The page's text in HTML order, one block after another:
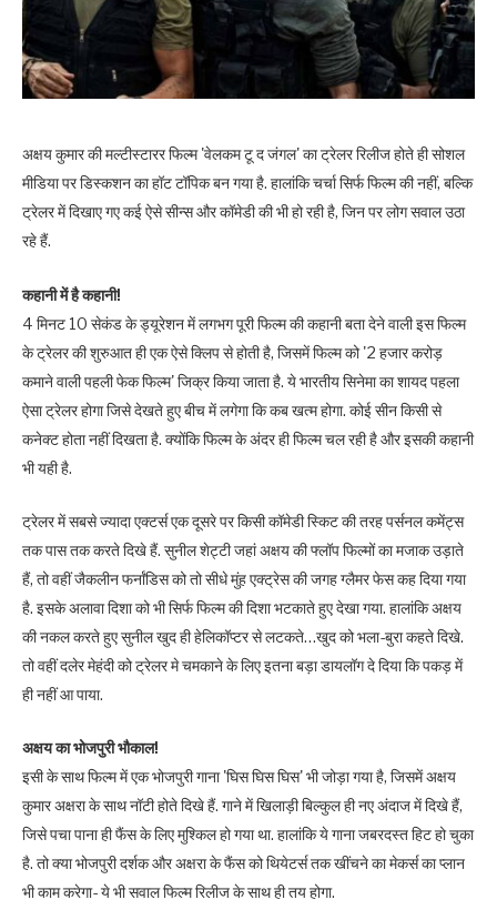
अक्षय कुमार की मल्टीस्टारर फिल्म 'वेलकम टू द जंगल' का ट्रेलर रिलीज होते ही सोशल
मीडिया पर डिस्कशन का हॉट टॉपिक बन गया है. हालांकि चर्चा सिर्फ फिल्म की नहीं, बल्कि
ट्रेलर में दिखाए गए कई ऐसे सीन्स और कॉमेडी की भी हो रही है, जिन पर लोग सवाल उठा
रहे हैं.
कहानी में है कहानी!
4 मिनट 10 सेकंड के ड्यूरेशन में लगभग पूरी फिल्म की कहानी बता देने वाली इस फिल्म
के ट्रेलर की शुरुआत ही एक ऐसे क्लिप से होती है, जिसमें फिल्म को '2 हजार करोड़
कमाने वाली पहली फेक फिल्म' जिक्र किया जाता है. ये भारतीय सिनेमा का शायद पहला
ऐसा ट्रेलर होगा जिसे देखते हुए बीच में लगेगा कि कब खत्म होगा. कोई सीन किसी से
कनेक्ट होता नहीं दिखता है. क्योंकि फिल्म के अंदर ही फिल्म चल रही है और इसकी कहानी
भी यही है.
ट्रेलर में सबसे ज्यादा एक्टर्स एक दूसरे पर किसी कॉमेडी स्किट की तरह पर्सनल कमेंट्स
तक पास तक करते दिखे हैं. सुनील शेट्टी जहां अक्षय की फ्लॉप फिल्मों का मजाक उड़ाते
हैं, तो वहीं जैकलीन फर्नांडिस को तो सीधे मुंह एक्ट्रेस की जगह ग्लैमर फेस कह दिया गया
है. इसके अलावा दिशा को भी सिर्फ फिल्म की दिशा भटकाते हुए देखा गया. हालांकि अक्षय
की नकल करते हुए सुनील खुद ही हेलिकॉप्टर से लटकते…खुद को भला-बुरा कहते दिखे.
तो वहीं दलेर मेहंदी को ट्रेलर मे चमकाने के लिए इतना बड़ा डायलॉग दे दिया कि पकड़ में
ही नहीं आ पाया.
अक्षय का भोजपुरी भौकाल!
इसी के साथ फिल्म में एक भोजपुरी गाना 'घिस घिस घिस' भी जोड़ा गया है, जिसमें अक्षय
कुमार अक्षरा के साथ नॉटी होते दिखे हैं. गाने में खिलाड़ी बिल्कुल ही नए अंदाज में दिखे हैं,
जिसे पचा पाना ही फैंस के लिए मुश्किल हो गया था. हालांकि ये गाना जबरदस्त हिट हो चुका
है. तो क्या भोजपुरी दर्शक और अक्षरा के फैंस को थियेटर्स तक खींचने का मेकर्स का प्लान
भी काम करेगा- ये भी सवाल फिल्म रिलीज के साथ ही तय होगा.